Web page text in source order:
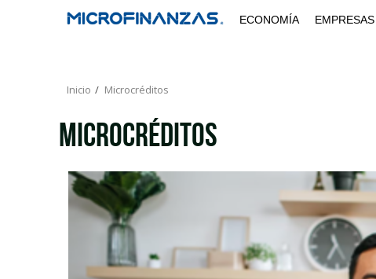
ECONOMÍA EMPRESAS
Inicio Microcréditos
Microcréditos